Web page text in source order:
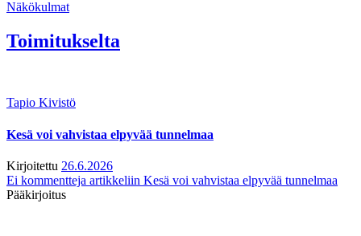
Näkökulmat
Toimitukselta
Tapio Kivistö
Kesä voi vahvistaa elpyvää tunnelmaa
Kirjoitettu 26.6.2026
Ei kommentteja artikkeliin Kesä voi vahvistaa elpyvää tunnelmaa
Pääkirjoitus